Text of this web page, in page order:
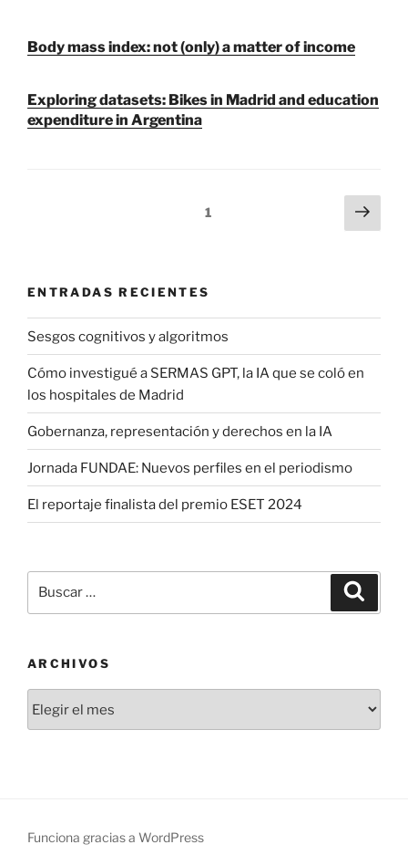
Body mass index: not (only) a matter of income
Exploring datasets: Bikes in Madrid and education
expenditure in Argentina
Página1
ENTRADAS RECIENTES
Sesgos cognitivos y algoritmos
Cómo investigué a SERMAS GPT, la IA que se coló en
los hospitales de Madrid
Gobernanza, representación y derechos en la IA
Jornada FUNDAE: Nuevos perfiles en el periodismo
El reportaje finalista del premio ESET 2024
por:
ARCHIVOS
Funciona gracias a WordPress